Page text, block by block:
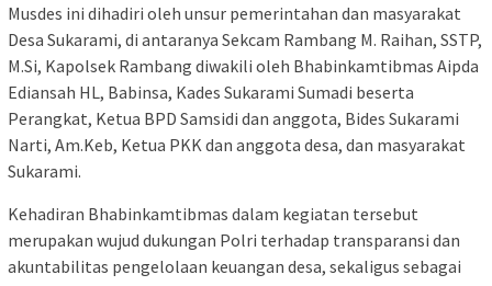
Musdes ini dihadiri oleh unsur pemerintahan dan masyarakat
Desa Sukarami, di antaranya Sekcam Rambang M. Raihan, SSTP,
M.Si, Kapolsek Rambang diwakili oleh Bhabinkamtibmas Aipda
Ediansah HL, Babinsa, Kades Sukarami Sumadi beserta
Perangkat, Ketua BPD Samsidi dan anggota, Bides Sukarami
Narti, Am.Keb, Ketua PKK dan anggota desa, dan masyarakat
Sukarami.
Kehadiran Bhabinkamtibmas dalam kegiatan tersebut
merupakan wujud dukungan Polri terhadap transparansi dan
akuntabilitas pengelolaan keuangan desa, sekaligus sebagai